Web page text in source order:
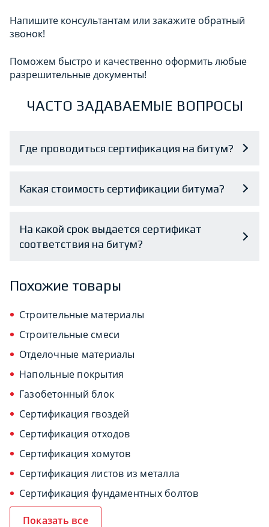
Напишите консультантам или закажите обратный
звонок!
Поможем быстро и качественно оформить любые
разрешительные документы!
ЧАСТО ЗАДАВАЕМЫЕ ВОПРОСЫ
Где проводиться сертификация на битум?
Какая стоимость сертификации битума?
На какой срок выдается сертификат
соответствия на битум?
Похожие товары
Строительные материалы
Строительные смеси
Отделочные материалы
Напольные покрытия
Газобетонный блок
Сертификация гвоздей
Сертификация отходов
Сертификация хомутов
Сертификация листов из металла
Сертификация фундаментных болтов
Показать все